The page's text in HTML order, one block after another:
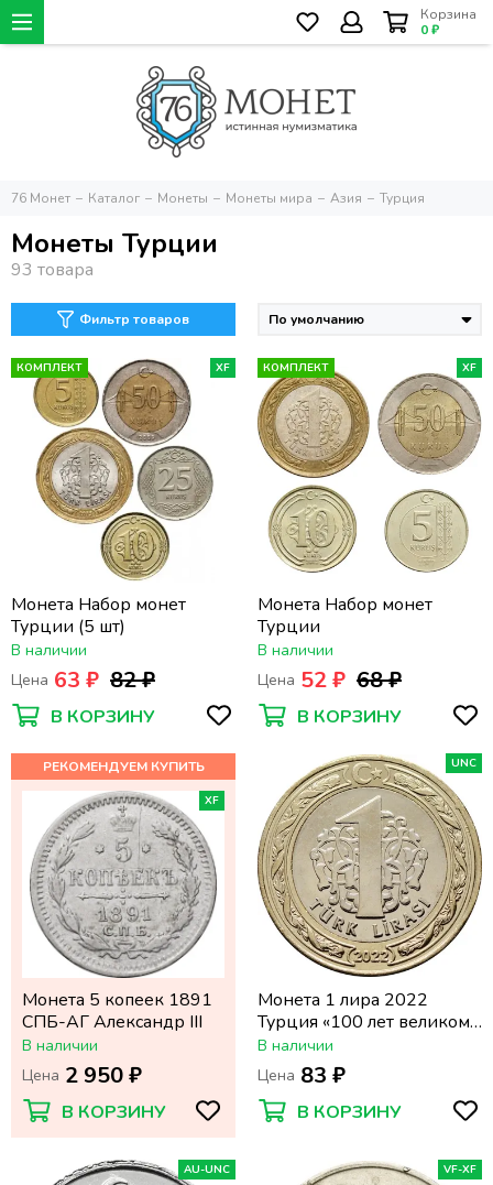
Корзина
0 ₽
76 Монет Каталог Монеты Монеты мира Азия Турция
Монеты Турции
Фильтр товаров
КОМПЛЕКТ XF
Монета Набор монет
Турции (5 шт)
В наличии
Цена 63 ₽ 82 ₽
В КОРЗИНУ
КОМПЛЕКТ XF
Монета Набор монет
Турции
В наличии
Цена 52 ₽ 68 ₽
В КОРЗИНУ
XF
Монета 5 копеек 1891
СПБ-АГ Александр III
В наличии
Цена 2 950 ₽
В КОРЗИНУ
UNC
Монета 1 лира 2022
Турция «100 лет великому
наступлению»
В наличии
Цена 83 ₽
В КОРЗИНУ
AU-UNC VF-XF